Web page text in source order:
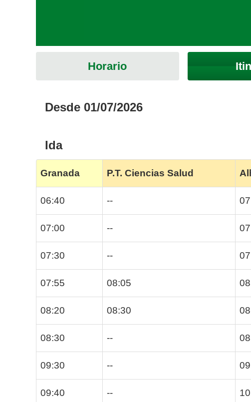
Horario
Desde 01/07/2026
Ida
Granada P.T. Ciencias Salud
06:40 --
07:00 --
07:30 --
07:55 08:05
08:20 08:30
08:30 --
09:30 --
09:40 --